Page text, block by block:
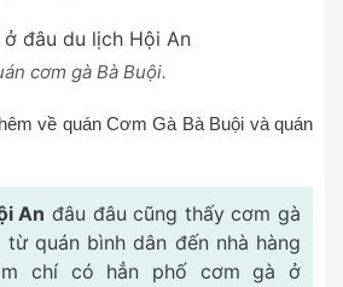
cơm gà Bà Buội.
về quán Cơm Gà Bà Buội và quán
An đâu đâu cũng thấy cơm gà
từ quán bình dân đến nhà hàng
chí có hẳn phố cơm gà ở